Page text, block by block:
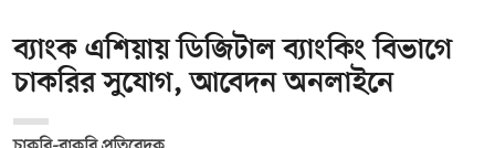
ব্যাংক এশিয়ায় ডিজিটাল ব্যাংকিং বিভাগে
চাকরির সুযোগ, আবেদন অনলাইনে